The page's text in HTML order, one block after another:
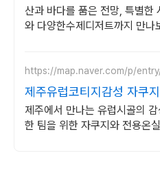
용머리해안이 한눈에
산과 바다를 품은 전망, 특별한
와 다양한수제디저트까지 만나
https://map.naver.com/p/
제주유럽코티지감성 자쿠
이빗 제주여행, 유럽감성
제주에서 만나는 유럽시골의
한 팀을 위한 자쿠지와 전용온